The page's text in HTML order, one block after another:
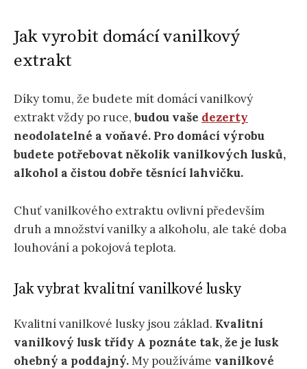
Jak vyrobit domácí vanilkový
extrakt
Díky tomu, že budete mít domácí vanilkový
extrakt vždy po ruce,budou vaše dezerty
neodolatelné a voňavé. Pro domácí výrobu
budete potřebovat několik vanilkových lusků,
alkohol a čistou dobře těsnící lahvičku.
Chuť vanilkového extraktu ovlivní především
druh a množství vanilky a alkoholu, ale také doba
louhování a pokojová teplota.
Jak vybrat kvalitní vanilkové lusky
Kvalitní vanilkové lusky jsou základ. Kvalitní
vanilkový lusk třídy A poznáte tak, že je lusk
ohebný a poddajný.My používáme vanilkové